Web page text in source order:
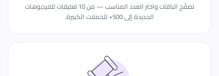
تصفّح الباقات واختر العدد المناسب — من 10 تعليقات للفيديوهات
الجديدة إلى 500+ للحملات الكبيرة.